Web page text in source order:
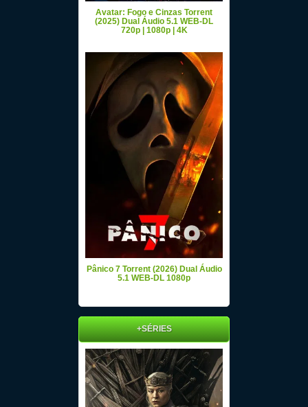
Avatar: Fogo e Cinzas Torrent
(2025) Dual Áudio 5.1 WEB-DL
720p | 1080p | 4K
Pânico 7 Torrent (2026) Dual Áudio
5.1 WEB-DL 1080p
+SÉRIES